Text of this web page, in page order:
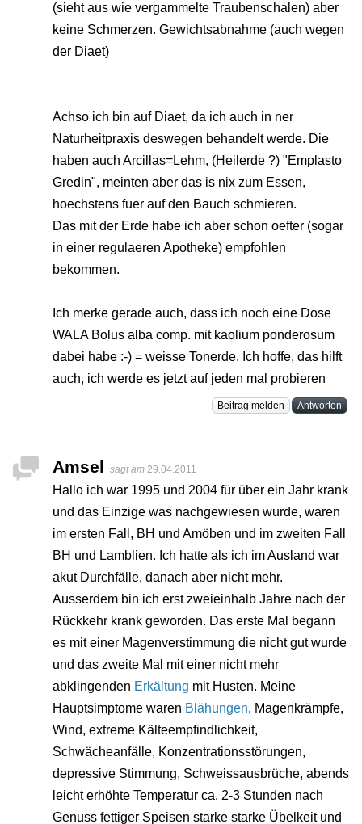
(sieht aus wie vergammelte Traubenschalen) aber
keine Schmerzen. Gewichtsabnahme (auch wegen
der Diaet)
Achso ich bin auf Diaet, da ich auch in ner
Naturheitpraxis deswegen behandelt werde. Die
haben auch Arcillas=Lehm, (Heilerde ?) "Emplasto
Gredin", meinten aber das is nix zum Essen,
hoechstens fuer auf den Bauch schmieren.
Das mit der Erde habe ich aber schon oefter (sogar
in einer regulaeren Apotheke) empfohlen
bekommen.
Ich merke gerade auch, dass ich noch eine Dose
WALA Bolus alba comp. mit kaolium ponderosum
dabei habe :-) = weisse Tonerde. Ich hoffe, das hilft
auch, ich werde es jetzt auf jeden mal probieren
Beitrag melden Antworten
Amsel sagt am 29.04.2011
Hallo ich war 1995 und 2004 für über ein Jahr krank
und das Einzige was nachgewiesen wurde, waren
im ersten Fall, BH und Amöben und im zweiten Fall
BH und Lamblien. Ich hatte als ich im Ausland war
akut Durchfälle, danach aber nicht mehr.
Ausserdem bin ich erst zweieinhalb Jahre nach der
Rückkehr krank geworden. Das erste Mal begann
es mit einer Magenverstimmung die nicht gut wurde
und das zweite Mal mit einer nicht mehr
abklingenden Erkältung mit Husten. Meine
Hauptsimptome waren Blähungen, Magenkrämpfe,
Wind, extreme Kälteempfindlichkeit,
Schwächeanfälle, Konzentrationsstörungen,
depressive Stimmung, Schweissausbrüche, abends
leicht erhöhte Temperatur ca. 2-3 Stunden nach
Genuss fettiger Speisen starke starke Übelkeit und